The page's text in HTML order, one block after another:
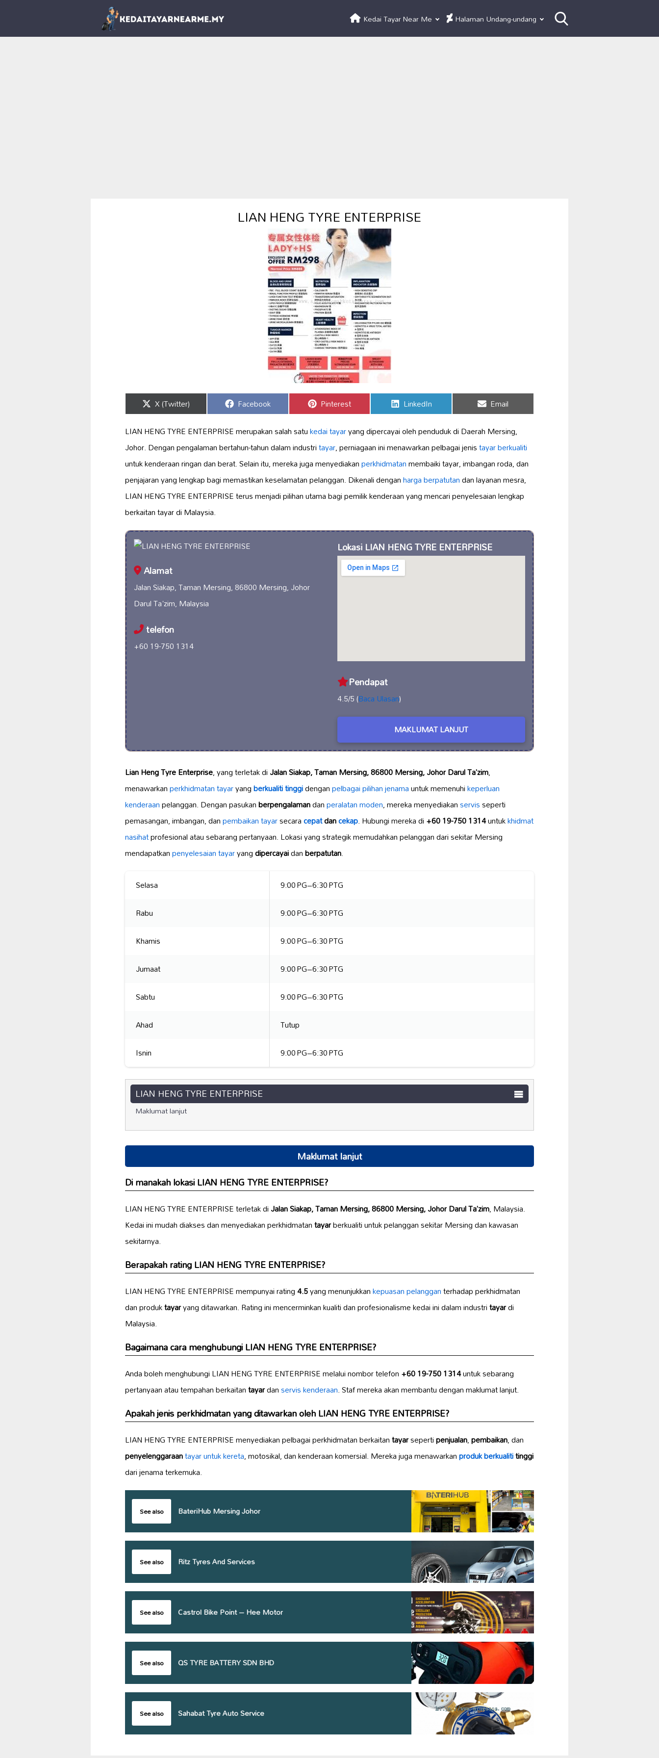
Kedai Tayar Near Me Halaman Undang-undang
LIAN HENG TYRE ENTERPRISE
Share
on
X (Twitter) Share
on
Facebook Share
on
Pinterest Share
on
LinkedIn Share
on
Email
LIAN HENG TYRE ENTERPRISE merupakan salah satukedai tayaryang dipercayai oleh penduduk di Daerah Mersing,
Johor. Dengan pengalaman bertahun-tahun dalam industritayar, perniagaan ini menawarkan pelbagai jenistayar berkualiti
untuk kenderaan ringan dan berat. Selain itu, mereka juga menyediakanperkhidmatanmembaiki tayar, imbangan roda, dan
penjajaran yang lengkap bagi memastikan keselamatan pelanggan. Dikenali denganharga berpatutandan layanan mesra,
LIAN HENG TYRE ENTERPRISE terus menjadi pilihan utama bagi pemilik kenderaan yang mencari penyelesaian lengkap
berkaitan tayar di Malaysia.
Alamat
Jalan Siakap, Taman Mersing, 86800 Mersing, Johor
Darul Ta'zim, Malaysia
telefon
+60 19-750 1314
Lokasi LIAN HENG TYRE ENTERPRISE
Pendapat
4.5/5 (Baca Ulasan)
MAKLUMAT LANJUT
Lian Heng Tyre Enterprise, yang terletak diJalan Siakap, Taman Mersing, 86800 Mersing, Johor Darul Ta’zim,
menawarkanperkhidmatan tayaryangberkualiti tinggidenganpelbagai pilihan jenamauntuk memenuhikeperluan
kenderaanpelanggan. Dengan pasukanberpengalamandanperalatan moden, mereka menyediakanservisseperti
pemasangan, imbangan, danpembaikan tayarsecaracepatdancekap. Hubungi mereka di+60 19-750 1314untukkhidmat
nasihatprofesional atau sebarang pertanyaan. Lokasi yang strategik memudahkan pelanggan dari sekitar Mersing
mendapatkanpenyelesaian tayaryangdipercayaidanberpatutan.
Selasa
9:00 PG–6:30 PTG
Rabu
9:00 PG–6:30 PTG
Khamis
9:00 PG–6:30 PTG
Jumaat
9:00 PG–6:30 PTG
Sabtu
9:00 PG–6:30 PTG
Ahad
Tutup
Isnin
9:00 PG–6:30 PTG
LIAN HENG TYRE ENTERPRISE
Maklumat lanjut
Maklumat lanjut
Di manakah lokasi LIAN HENG TYRE ENTERPRISE?
LIAN HENG TYRE ENTERPRISE terletak diJalan Siakap, Taman Mersing, 86800 Mersing, Johor Darul Ta’zim, Malaysia.
Kedai ini mudah diakses dan menyediakan perkhidmatantayarberkualiti untuk pelanggan sekitar Mersing dan kawasan
sekitarnya.
Berapakah rating LIAN HENG TYRE ENTERPRISE?
LIAN HENG TYRE ENTERPRISE mempunyai rating4.5yang menunjukkankepuasan pelangganterhadap perkhidmatan
dan produktayaryang ditawarkan. Rating ini mencerminkan kualiti dan profesionalisme kedai ini dalam industritayardi
Malaysia.
Bagaimana cara menghubungi LIAN HENG TYRE ENTERPRISE?
Anda boleh menghubungi LIAN HENG TYRE ENTERPRISE melalui nombor telefon+60 19-750 1314untuk sebarang
pertanyaan atau tempahan berkaitantayardanservis kenderaan. Staf mereka akan membantu dengan maklumat lanjut.
Apakah jenis perkhidmatan yang ditawarkan oleh LIAN HENG TYRE ENTERPRISE?
LIAN HENG TYRE ENTERPRISE menyediakan pelbagai perkhidmatan berkaitantayarsepertipenjualan,pembaikan, dan
penyelenggaraantayar untuk kereta, motosikal, dan kenderaan komersial. Mereka juga menawarkanproduk berkualititinggi
dari jenama terkemuka.
See also BateriHub Mersing Johor
See also Ritz Tyres And Services
See also Castrol Bike Point – Hee Motor
See also QS TYRE BATTERY SDN BHD
See also Sahabat Tyre Auto Service